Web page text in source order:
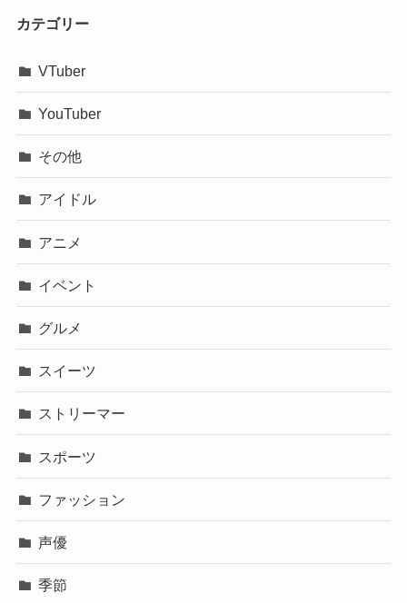
カテゴリー
VTuber
YouTuber
その他
アイドル
アニメ
イベント
グルメ
スイーツ
ストリーマー
スポーツ
ファッション
声優
季節